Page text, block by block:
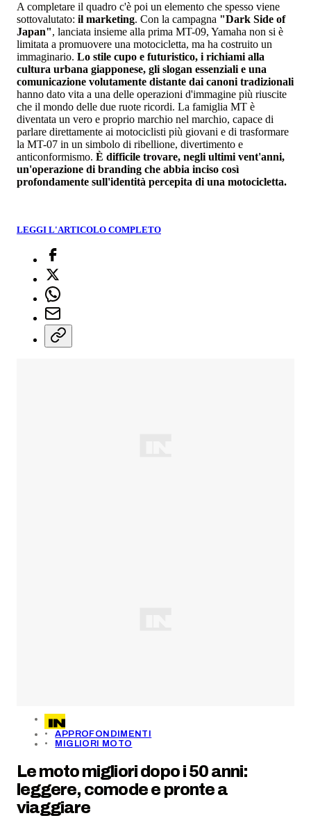
A completare il quadro c'è poi un elemento che spesso viene
sottovalutato: il marketing. Con la campagna "Dark Side of
Japan", lanciata insieme alla prima MT-09, Yamaha non si è
limitata a promuovere una motocicletta, ma ha costruito un
immaginario. Lo stile cupo e futuristico, i richiami alla
cultura urbana giapponese, gli slogan essenziali e una
comunicazione volutamente distante dai canoni tradizionali
hanno dato vita a una delle operazioni d'immagine più riuscite
che il mondo delle due ruote ricordi. La famiglia MT è
diventata un vero e proprio marchio nel marchio, capace di
parlare direttamente ai motociclisti più giovani e di trasformare
la MT-07 in un simbolo di ribellione, divertimento e
anticonformismo. È difficile trovare, negli ultimi vent'anni,
un'operazione di branding che abbia inciso così
profondamente sull'identità percepita di una motocicletta.
LEGGI L'ARTICOLO COMPLETO
APPROFONDIMENTI
MIGLIORI MOTO
Le moto migliori dopo i 50 anni:
leggere, comode e pronte a
viaggiare